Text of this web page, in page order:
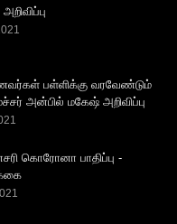
பள்ளிக்கு வரவேண்டும்
அன்பில் மகேஷ் அறிவிப்பு
கொரோனா பாதிப்பு -